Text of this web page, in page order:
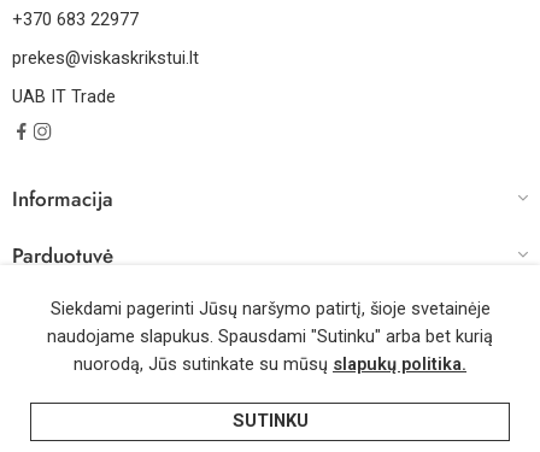
+370 683 22977
prekes@viskaskrikstui.lt
UAB IT Trade
Informacija
Parduotuvė
Darbo laikas
© 2026 – Visos teisės saugomos | Sprendimas: WebMode.lt
Siekdami pagerinti Jūsų naršymo patirtį, šioje svetainėje
naudojame slapukus. Spausdami "Sutinku" arba bet kurią
nuorodą, Jūs sutinkate su mūsų slapukų politika.
SUTINKU